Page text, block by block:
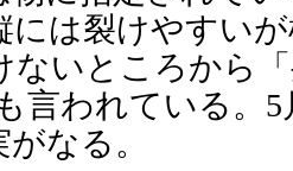
は裂けやすい
ないところから
言われている。5
なる。